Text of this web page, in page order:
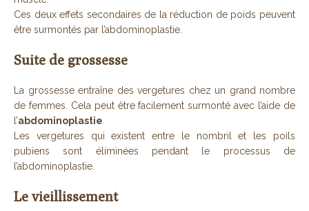
Ces deux effets secondaires de la réduction de poids peuvent
être surmontés par l’abdominoplastie.
Suite de grossesse
La grossesse entraîne des vergetures chez un grand nombre
de femmes. Cela peut être facilement surmonté avec l’aide de
l’abdominoplastie
Les vergetures qui existent entre le nombril et les poils
pubiens sont éliminées pendant le processus de
l’abdominoplastie.
Le vieillissement